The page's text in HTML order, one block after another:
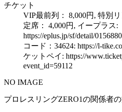
チケット
VIP最前列： 8,000円, 特別
定席： 4,000円, イープラス:
https://eplus.jp/sf/detail/
コード：34624: https://l-
ケットペイ: https://
event_id=59112
NO IMAGE
プロレスリングZERO1の関係者